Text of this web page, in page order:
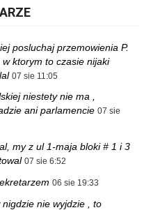
posluchaj przemowienia P.
ktorym to czasie nijaki
07 sie 11:05
niestety nie ma ,
ani parlamencie 07 sie
my z ul 1-maja bloki # 1 i 3
07 sie 6:52
06 sie 19:33
nie wyjdzie , to